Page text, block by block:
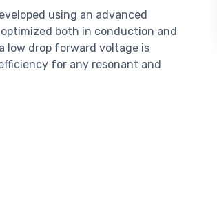
using an advanced
both in conduction and
low drop forward voltage is
for any resonant and